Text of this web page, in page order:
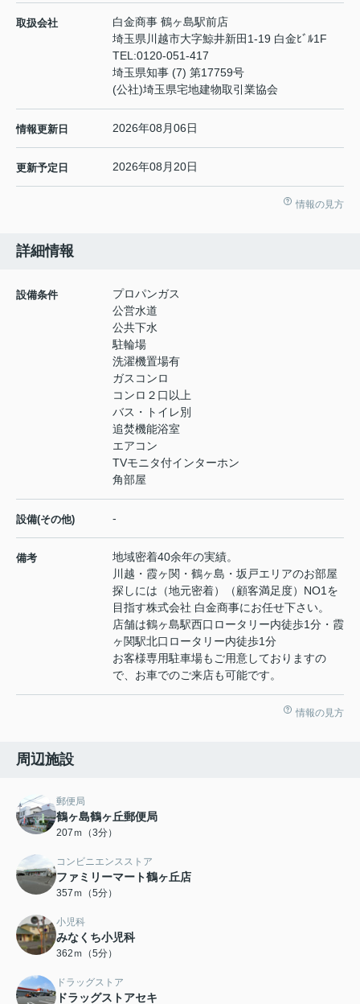
取扱会社
白金商事 鶴ヶ島駅前店
埼玉県川越市大字鯨井新田1-19 白金ﾋﾞﾙ1F
TEL:0120-051-417
埼玉県知事 (7) 第17759号
(公社)埼玉県宅地建物取引業協会
情報更新日 2026年08月06日
更新予定日 2026年08月20日
情報の見方
詳細情報
設備条件
プロパンガス
公営水道
公共下水
駐輪場
洗濯機置場有
ガスコンロ
コンロ２口以上
バス・トイレ別
追焚機能浴室
エアコン
TVモニタ付インターホン
角部屋
設備(その他) -
備考
地域密着40余年の実績。
川越・霞ヶ関・鶴ヶ島・坂戸エリアのお部屋
探しには（地元密着）（顧客満足度）NO1を
目指す株式会社 白金商事にお任せ下さい。
店舗は鶴ヶ島駅西口ロータリー内徒歩1分・霞
ヶ関駅北口ロータリー内徒歩1分
お客様専用駐車場もご用意しておりますの
で、お車でのご来店も可能です。
情報の見方
周辺施設
郵便局
鶴ヶ島鶴ヶ丘郵便局
207ｍ（3分）
コンビニエンスストア
ファミリーマート鶴ヶ丘店
357ｍ（5分）
小児科
みなくち小児科
362ｍ（5分）
ドラッグストア
ドラッグストアセキ